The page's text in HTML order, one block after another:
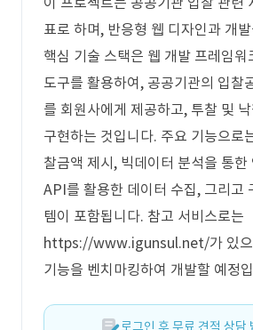
표로 하며, 반응형 웹 디자인과 개
핵심 기술 스택은 웹 개발 프레임워
도구를 활용하여, 공공기관의 입찰
를 회원사에게 제공하고, 투찰 및
구현하는 것입니다. 주요 기능으로
찰금액 제시, 빅데이터 분석을 통한
API를 활용한 데이터 수집, 그리고
템이 포함됩니다. 참고 서비스로는
https://www.igunsul.net/가 있으
기능을 벤치마킹하여 개발할 예정
로그인 후 무료 견적 상담